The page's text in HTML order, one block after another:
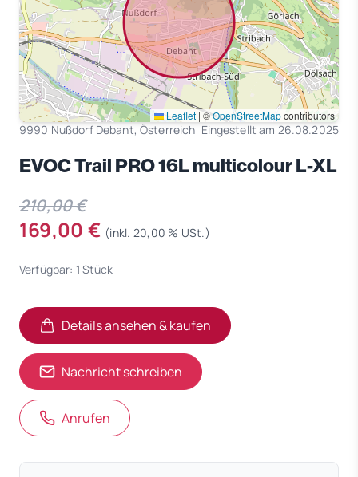
Leaflet |©OpenStreetMapcontributors
9990 Nußdorf Debant, Österreich Eingestellt am 26.08.2025
EVOC Trail PRO 16L multicolour L-XL
210,00 €
169,00 € (inkl. 20,00 % USt.)
Verfügbar: 1 Stück
Details ansehen & kaufen
(öffnet in neuem Tab)
(öffnet in neuem Tab)
Nachricht schreiben
Anrufen